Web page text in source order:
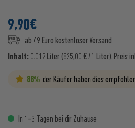
9,90€
ab 49 Euro kostenloser Versand
Inhalt: 0.012 Liter (825,00 € / 1 Liter). Preis
88% der Käufer haben dies
In 1-3 Tagen bei dir Zuhause